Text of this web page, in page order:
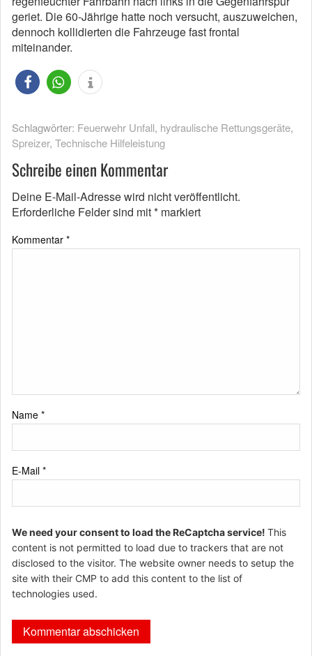
geriet. Die 60-Jährige hatte noch versucht, auszuweichen,
dennoch kollidierten die Fahrzeuge fast frontal
miteinander.
Schlagwörter: Feuerwehr Unfall, hydraulische Rettungsgeräte,
Spreizer, Technische Hilfeleistung
Schreibe einen Kommentar
Deine E-Mail-Adresse wird nicht veröffentlicht.
Erforderliche Felder sind mit* markiert
Kommentar *
Name *
E-Mail *
We need your consent to load the ReCaptcha service! This
content is not permitted to load due to trackers that are not
disclosed to the visitor. The website owner needs to setup the
site with their CMP to add this content to the list of
technologies used.